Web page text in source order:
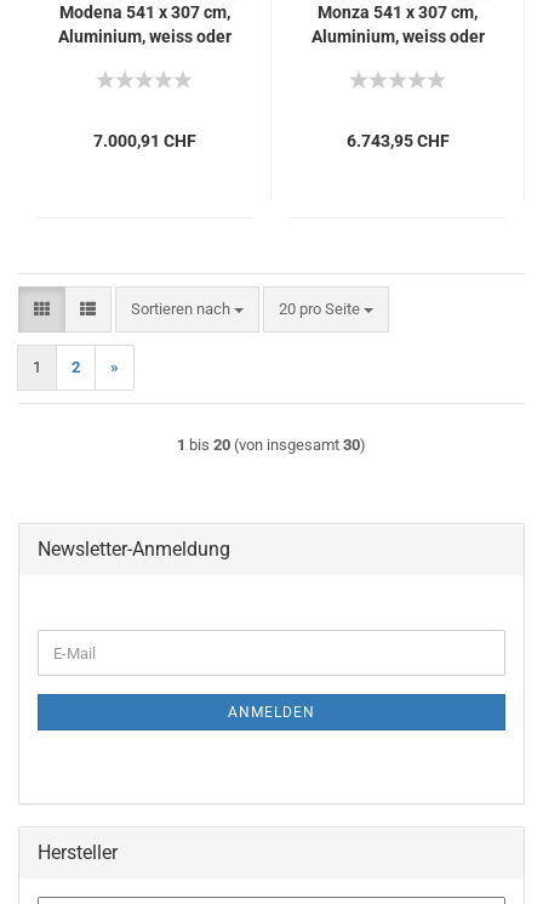
Modena 541 x 307 cm,
Aluminium, weiss oder
7.000,91 CHF
Monza 541 x 307 cm,
Aluminium, weiss oder
6.743,95 CHF
Sortieren nach
Sortieren nach 20 pro Seite
pro Seite
1 2 »
1 bis 20 (von insgesamt 30)
Newsletter-Anmeldung
E-
Mail
ANMELDEN
Hersteller